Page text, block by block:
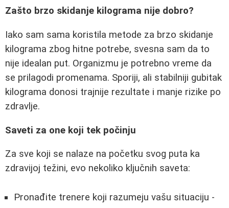
Zašto brzo skidanje kilograma nije dobro?
Iako sam sama koristila metode za brzo skidanje
kilograma zbog hitne potrebe, svesna sam da to
nije idealan put. Organizmu je potrebno vreme da
se prilagodi promenama. Sporiji, ali stabilniji gubitak
kilograma donosi trajnije rezultate i manje rizike po
zdravlje.
Saveti za one koji tek počinju
Za sve koji se nalaze na početku svog puta ka
zdravijoj težini, evo nekoliko ključnih saveta:
Pronađite trenere koji razumeju vašu situaciju -